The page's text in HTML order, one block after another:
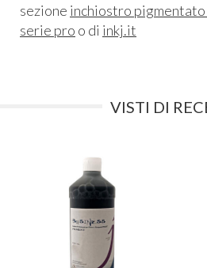
sezione inchiostro
serie pro o di inkj.it
VISTI DI